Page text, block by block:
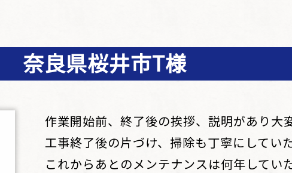
奈良県桜井市T様
作業開始前、終了後の挨拶、説明があり大
工事終了後の片づけ、掃除も丁寧にしてい
これからあとのメンテナンスは何年してい